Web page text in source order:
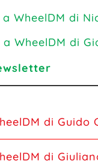
WheelDM di
WheelDM di
di Guido
di